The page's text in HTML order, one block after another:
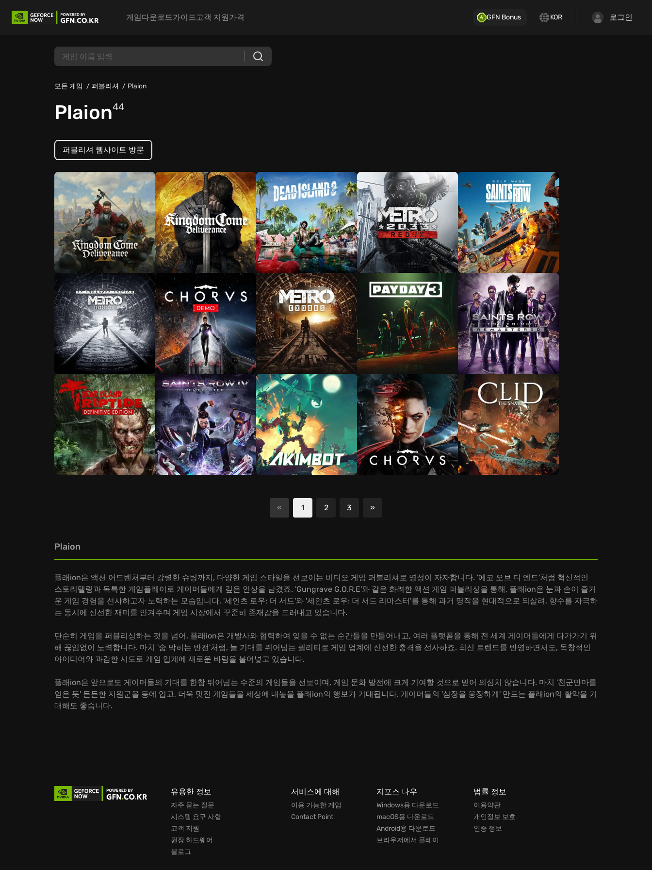
게임다운로드가이드고객 지원가격 GFN Bonus KOR 로그인
모든 게임 퍼블리셔 Plaion
Plaion44
퍼블리셔 웹사이트 방문
« 1 2 3 »
Plaion
플래ion은 액션 어드벤처부터 강렬한 슈팅까지, 다양한 게임 스타일을 선보이는 비디오 게임 퍼블리셔로 명성이 자자합니다. '에코 오브 디 엔드'처럼 혁신적인
스토리텔링과 독특한 게임플레이로 게이머들에게 깊은 인상을 남겼죠. 'Gungrave G.O.R.E'와 같은 화려한 액션 게임 퍼블리싱을 통해, 플래ion은 눈과 손이 즐거
운 게임 경험을 선사하고자 노력하는 모습입니다. '세인츠 로우: 더 서드'와 '세인츠 로우: 더 서드 리마스터'를 통해 과거 명작을 현대적으로 되살려, 향수를 자극하
는 동시에 신선한 재미를 안겨주며 게임 시장에서 꾸준히 존재감을 드러내고 있습니다.
단순히 게임을 퍼블리싱하는 것을 넘어, 플래ion은 개발사와 협력하여 잊을 수 없는 순간들을 만들어내고, 여러 플랫폼을 통해 전 세계 게이머들에게 다가가기 위
해 끊임없이 노력합니다. 마치 '숨 막히는 반전'처럼, 늘 기대를 뛰어넘는 퀄리티로 게임 업계에 신선한 충격을 선사하죠. 최신 트렌드를 반영하면서도, 독창적인
아이디어와 과감한 시도로 게임 업계에 새로운 바람을 불어넣고 있습니다.
플래ion은 앞으로도 게이머들의 기대를 한참 뛰어넘는 수준의 게임들을 선보이며, 게임 문화 발전에 크게 기여할 것으로 믿어 의심치 않습니다. 마치 '천군만마를
얻은 듯' 든든한 지원군을 등에 업고, 더욱 멋진 게임들을 세상에 내놓을 플래ion의 행보가 기대됩니다. 게이머들의 '심장을 웅장하게' 만드는 플래ion의 활약을 기
대해도 좋습니다.
유용한 정보
자주 묻는 질문
시스템 요구 사항
고객 지원
권장 하드웨어
블로그
서비스에 대해
이용 가능한 게임
Contact Point
지포스 나우
Windows용 다운로드
macOS용 다운로드
Android용 다운로드
브라우저에서 플레이
법률 정보
이용약관
개인정보 보호
인증 정보